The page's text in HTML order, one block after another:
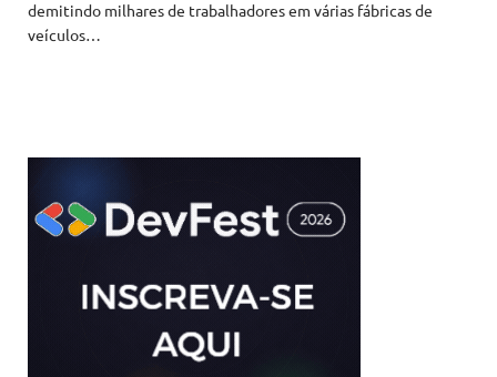
demitindo milhares de trabalhadores em várias fábricas de
veículos…